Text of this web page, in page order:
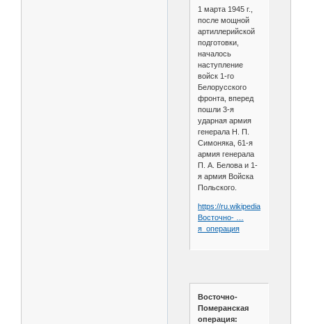
1 марта 1945 г.,
после мощной
артиллерийской
подготовки,
началось
наступление
войск 1-го
Белорусского
фронта, вперед
пошли 3-я
ударная армия
генерала Н. П.
Симоняка, 61-я
армия генерала
П. А. Белова и 1-
я армия Войска
Польского.
https://ru.wikipedia.org/wiki/
Восточно- …
я_операция
Восточно-
Померанская
операция: